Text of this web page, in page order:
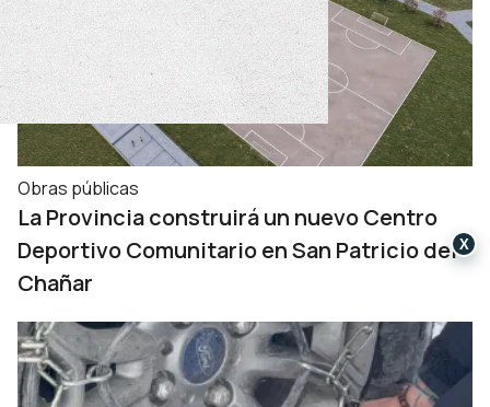
Obras públicas
La Provincia construirá un nuevo Centro
Deportivo Comunitario en San Patricio del
Chañar
X